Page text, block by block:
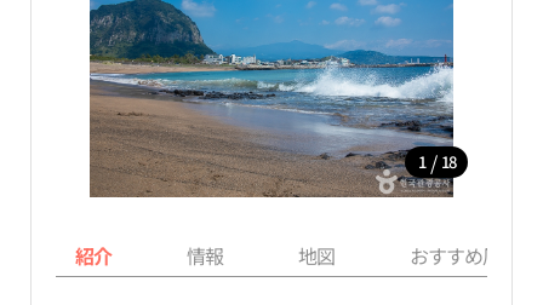
1 / 18
紹介 情報 地図 おすすめ周辺